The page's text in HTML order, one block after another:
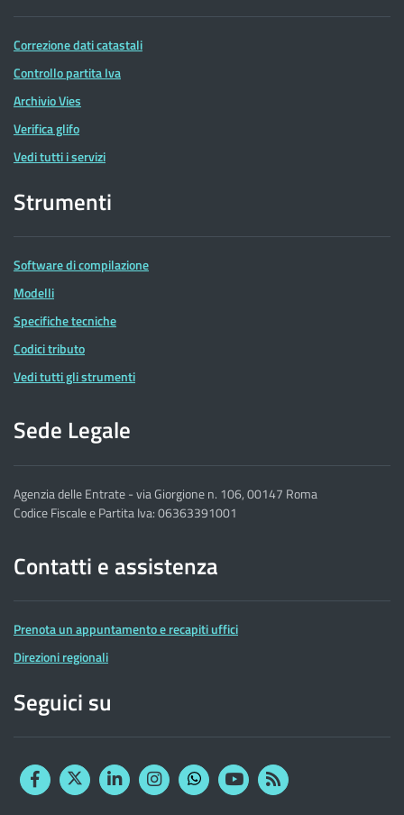
Correzione dati catastali
Controllo partita Iva
Archivio Vies
Verifica glifo
Vedi tutti i servizi
Strumenti
Software di compilazione
Modelli
Specifiche tecniche
Codici tributo
Vedi tutti gli strumenti
Sede Legale
Agenzia delle Entrate - via Giorgione n. 106, 00147 Roma
Codice Fiscale e Partita Iva: 06363391001
Contatti e assistenza
Prenota un appuntamento e recapiti uffici
Direzioni regionali
Seguici su
FacebookTwitterLinkedinInstagram
YouTubeRSS